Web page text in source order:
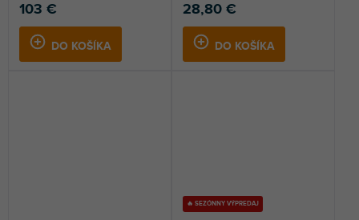
103 €
DO KOŠÍKA
28,80 €
DO KOŠÍKA
🔥 SEZÓNNY VÝPREDAJ